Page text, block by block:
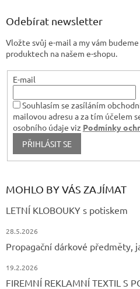
Odebírat newsletter
Vložte svůj e-mail a my vám
produktech na našem e-shopu.
E-mail
Souhlasím se zasíláním
mailovou adresu a za tím účelem
osobního údaje viz Podmínky
PŘIHLÁSIT SE
MOHLO BY VÁS ZAJÍMAT
LETNÍ KLOBOUKY s potiskem
28.5.2026
Propagační dárkové předměty,
19.2.2026
FIREMNÍ REKLAMNÍ TEXTIL S